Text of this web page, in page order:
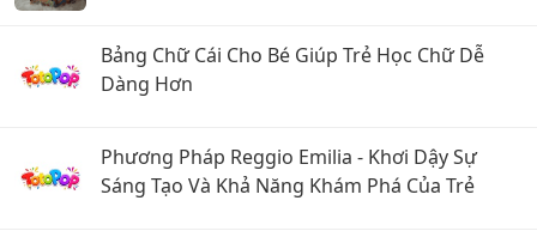
Bảng Chữ Cái Cho Bé Giúp Trẻ Học Chữ Dễ
Dàng Hơn
Phương Pháp Reggio Emilia - Khơi Dậy Sự
Sáng Tạo Và Khả Năng Khám Phá Của Trẻ